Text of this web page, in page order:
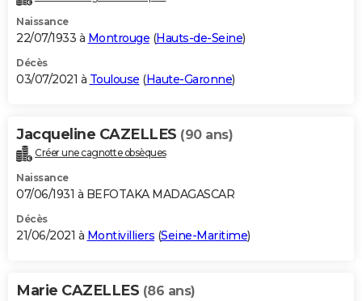
Naissance
22/07/1933 à Montrouge (Hauts-de-Seine)
Décès
03/07/2021 à Toulouse (Haute-Garonne)
Jacqueline CAZELLES (90 ans)
Créer une cagnotte obsèques
Naissance
07/06/1931 à BEFOTAKA MADAGASCAR
Décès
21/06/2021 à Montivilliers (Seine-Maritime)
Marie CAZELLES (86 ans)